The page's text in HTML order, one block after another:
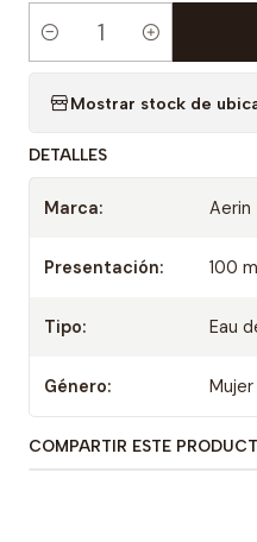
Cantidad
Mostrar stock de
DETALLES
Marca: Aerin
Presentación: 100 ml
Tipo: Eau
Género: Mujer
COMPARTIR ESTE